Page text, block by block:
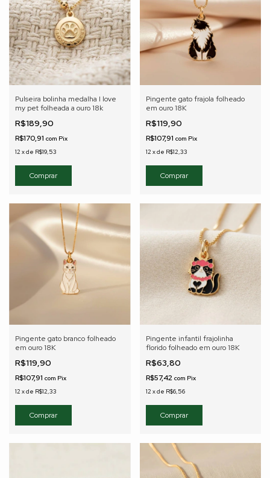
Pulseira bolinha medalha I love
my pet folheada a ouro 18k
R$189,90
R$170,91 com Pix
12 xde R$19,53
Pingente gato frajola folheado
em ouro 18K
R$119,90
R$107,91 com Pix
12 xde R$12,33
Pingente gato branco folheado
em ouro 18K
R$119,90
R$107,91 com Pix
12 xde R$12,33
Pingente infantil frajolinha
florido folheado em ouro 18K
R$63,80
R$57,42 com Pix
12 xde R$6,56